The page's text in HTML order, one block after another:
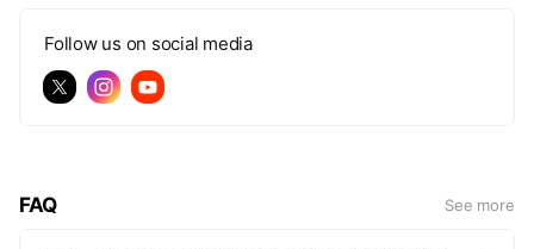
Follow us on social media
FAQ See more